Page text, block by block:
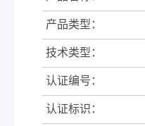
产品类型：
技术类型：
认证编号：
认证标识：